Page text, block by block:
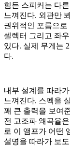
힘든 스피커는 다
느껴진다. 외관만
권위적인 포름으
셀렉터 그리고 좌
있다. 실제 무게는
다.
내부 설계를 따라
느껴진다. 스펙을
꽤 큰 출력을 보여
전 고조파 왜곡율
로 이 앰프가 어떤
설명을 따라가 보